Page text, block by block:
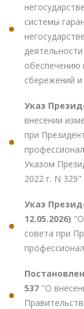
системы
сбережений и
Указ
внесении
при
Указом
2022 г. N 329"
Указ
12.05.2026)
совета при
537 "О